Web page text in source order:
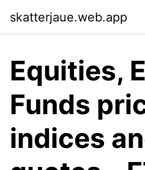
skatterjaue.web.app
Equities,
Funds
indices